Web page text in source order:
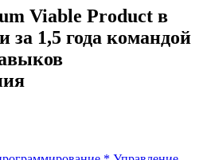
Viable Product в
за 1,5 года командой